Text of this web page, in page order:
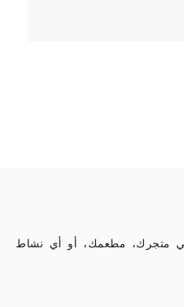
في متجرك، مطعمك، أو أي نشاط